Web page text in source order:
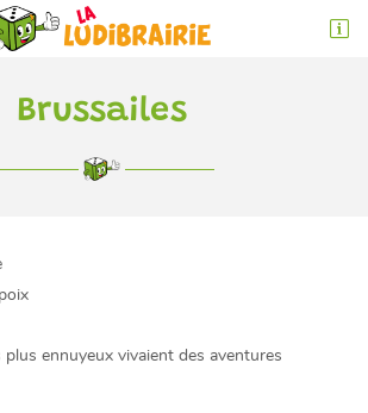

réception
Brussailes
plus ennuyeux vivaient des aventures